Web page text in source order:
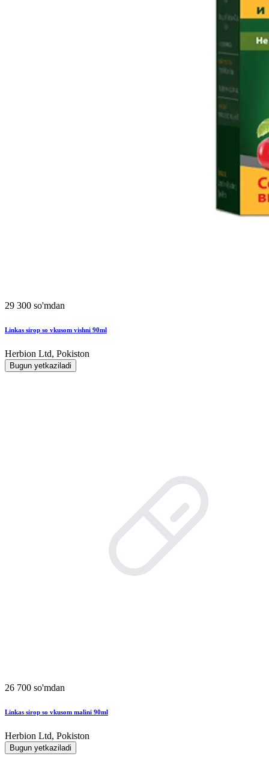
29 300 so'mdan
Linkas sirop so vkusom vishni 90ml
Herbion Ltd, Pokiston
Bugun yetkaziladi
26 700 so'mdan
Linkas sirop so vkusom malini 90ml
Herbion Ltd, Pokiston
Bugun yetkaziladi